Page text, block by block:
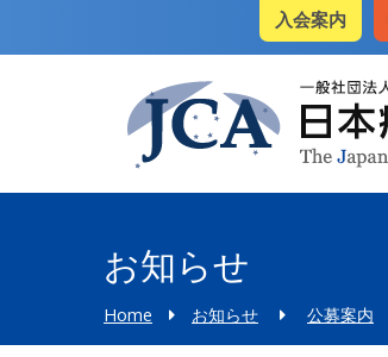
入会案内
お知らせ
Home お知らせ 公募案内